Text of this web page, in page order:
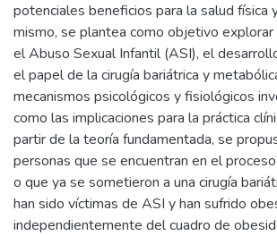
potenciales beneficios para la salud física
mismo, se plantea como objetivo
el Abuso Sexual Infantil (ASI), el
el papel de la cirugía bariátrica y
mecanismos psicológicos y fisiológicos
como las implicaciones para la práctica
partir de la teoría fundamentada, se
personas que se encuentran en el
o que ya se sometieron a una cirugía
han sido víctimas de ASI y han sufrido
independientemente del cuadro de